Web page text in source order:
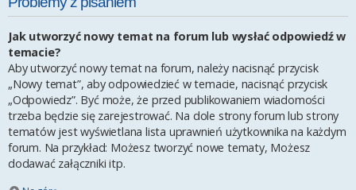
Jak utworzyć nowy temat na forum lub wysłać odpowiedź w
temacie?
Aby utworzyć nowy temat na forum, należy nacisnąć przycisk
„Nowy temat”, aby odpowiedzieć w temacie, nacisnąć przycisk
„Odpowiedz”. Być może, że przed publikowaniem wiadomości
trzeba będzie się zarejestrować. Na dole strony forum lub strony
tematów jest wyświetlana lista uprawnień użytkownika na każdym
forum. Na przykład: Możesz tworzyć nowe tematy, Możesz
dodawać załączniki itp.